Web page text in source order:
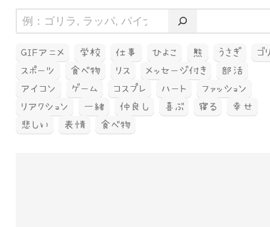
GIFアニメ 学校 仕事 ひよこ 熊 うさぎ
ゴ
スポーツ
食べ物 リス メッセージ付き
部活
アイコン
ゲーム コスプレ ハート
ファッション
リアクション
一緒 仲良し 喜ぶ 寝る
幸せ
悲しい
表情 食べ物